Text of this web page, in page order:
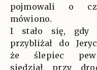
pojmowali o
mówiono.
I stało się, gdy
przybliżał do
że ślepiec
siedział przy